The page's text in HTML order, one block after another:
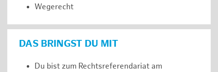
Wegerecht
DAS BRINGST DU MIT
Du bist zum Rechtsreferendariat am